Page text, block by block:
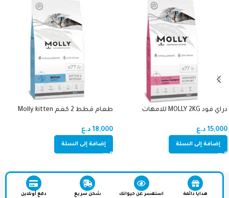
دراي فود MOLLY 2KG للامهات
15,000 د.ع
إضافة إلى السلة
طعام قطط 2 كغم Molly kitten
18,000 د.ع
إضافة إلى السلة
هدايا دائمة استفسر عن حيوانك شحن سريع دفع أونلاين